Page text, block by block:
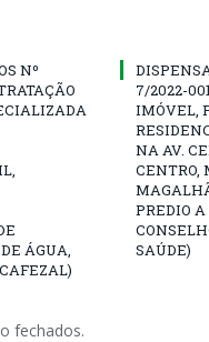
Nº
ÁGUA,
7/2022-
IMÓVEL,
NA AV.
CENTRO,
PREDIO A
SAÚDE)
fechados.